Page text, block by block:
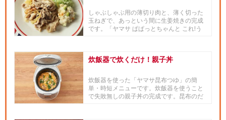
しゃぶしゃぶ用の薄切り肉と、薄く切った
玉ねぎで、あっという間に生姜焼きの完成
です。「ヤマサ ぱぱっとちゃんと これ!う
炊飯器で炊くだけ！親子丼
炊飯器を使った「ヤマサ昆布つゆ」の簡
単・時短メニューです。炊飯器を使うこと
で失敗無しの親子丼の完成です。昆布のだ